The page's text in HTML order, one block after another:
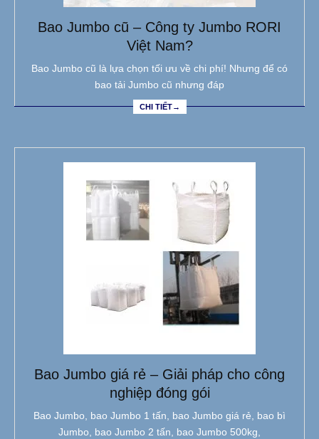
Bao Jumbo cũ – Công ty Jumbo RORI
Việt Nam?
Bao Jumbo cũ là lựa chọn tối ưu về chi phí! Nhưng để có
bao tải Jumbo cũ nhưng đáp
CHI TIẾT→
Bao Jumbo giá rẻ – Giải pháp cho công
nghiệp đóng gói
Bao Jumbo, bao Jumbo 1 tấn, bao Jumbo giá rẻ, bao bì
Jumbo, bao Jumbo 2 tấn, bao Jumbo 500kg,